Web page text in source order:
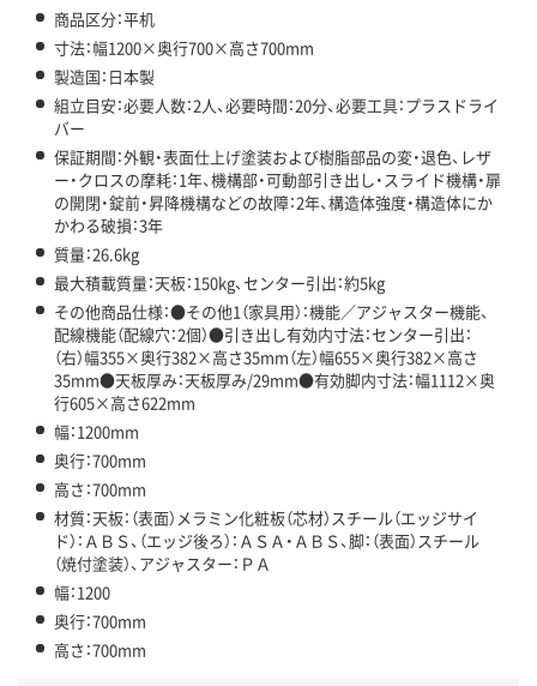
商品区分：平机
寸法：幅1200×奥行700×高さ700mm
製造国：日本製
組立目安：必要人数：2人、必要時間：20分、必要工具：プラスドライ
バー
保証期間：外観・表面仕上げ塗装および樹脂部品の変・退色、レザ
ー・クロスの摩耗：1年、機構部・可動部引き出し・スライド機構・扉
の開閉・錠前・昇降機構などの故障：2年、構造体強度・構造体にか
かわる破損：3年
質量：26.6kg
最大積載質量：天板：150kg、センター引出：約5kg
その他商品仕様：●その他1（家具用）：機能／アジャスター機能、
配線機能（配線穴：2個）●引き出し有効内寸法：センター引出：
（右）幅355×奥行382×高さ35mm（左）幅655×奥行382×高さ
35mm●天板厚み：天板厚み/29mm●有効脚内寸法：幅1112×奥
行605×高さ622mm
幅：1200mm
奥行：700mm
高さ：700mm
材質：天板：（表面）メラミン化粧板（芯材）スチール（エッジサイ
ド）：ＡＢＳ、（エッジ後ろ）：ＡＳＡ・ＡＢＳ、脚：（表面）スチール
（焼付塗装）、アジャスター：ＰＡ
幅：1200
奥行：700mm
高さ：700mm